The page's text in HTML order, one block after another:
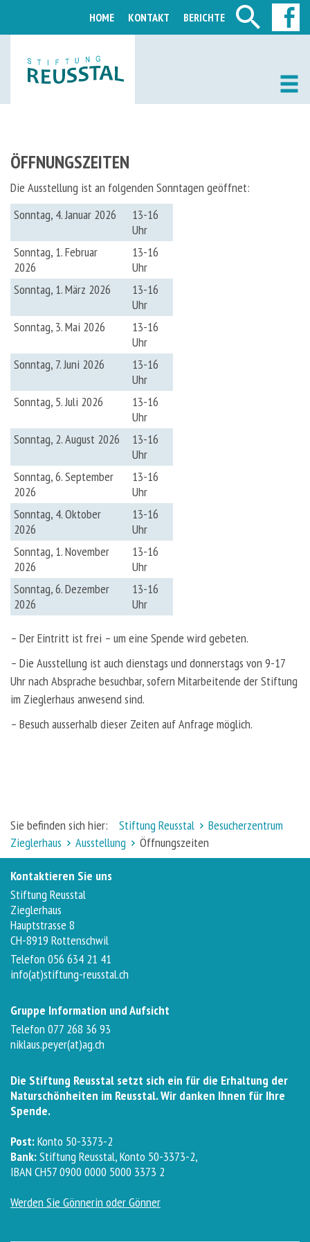
HOME KONTAKT BERICHTE
ÖFFNUNGSZEITEN
Die Ausstellung ist an folgenden Sonntagen geöffnet:
Sonntag, 4. Januar 2026
13-16
Uhr
Sonntag, 1. Februar
2026
13-16
Uhr
Sonntag, 1. März 2026
13-16
Uhr
Sonntag, 3. Mai 2026
13-16
Uhr
Sonntag, 7. Juni 2026
13-16
Uhr
Sonntag, 5. Juli 2026
13-16
Uhr
Sonntag, 2. August 2026
13-16
Uhr
Sonntag, 6. September
2026
13-16
Uhr
Sonntag, 4. Oktober
2026
13-16
Uhr
Sonntag, 1. November
2026
13-16
Uhr
Sonntag, 6. Dezember
2026
13-16
Uhr
– Der Eintritt ist frei – um eine Spende wird gebeten.
– Die Ausstellung ist auch dienstags und donnerstags von 9-17
Uhr nach Absprache besuchbar, sofern Mitarbeitende der Stiftung
im Zieglerhaus anwesend sind.
– Besuch ausserhalb dieser Zeiten auf Anfrage möglich.
Sie befinden sich hier: Stiftung Reusstal
Besucherzentrum
Zieglerhaus
Ausstellung Öffnungszeiten
Kontaktieren Sie uns
Stiftung Reusstal
Zieglerhaus
Hauptstrasse 8
CH-8919 Rottenschwil
Telefon 056 634 21 41
info(at)stiftung-reusstal.ch
Gruppe Information und Aufsicht
Telefon 077 268 36 93
niklaus.peyer(at)ag.ch
Die Stiftung Reusstal setzt sich ein für die Erhaltung der
Naturschönheiten im Reusstal. Wir danken Ihnen für Ihre
Spende.
Post:Konto 50-3373-2
Bank:Stiftung Reusstal, Konto 50-3373-2,
IBAN CH57 0900 0000 5000 3373 2
Werden Sie Gönnerin oder Gönner